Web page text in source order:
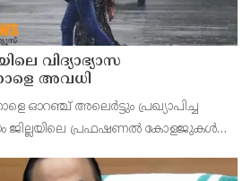
വിദ്യാഭ്യാസ
അവധി
ഓറഞ്ച് അലെർട്ടും പ്രഖ്യാപിച്ച
ജില്ലയിലെ പ്രഫഷണൽ കോളജുകൾ
കുമാർ മീ